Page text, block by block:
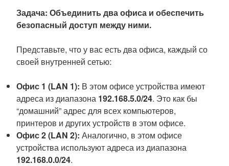
Задача: Объединить два офиса и обеспечить
безопасный доступ между ними.
Представьте, что у вас есть два офиса, каждый со
своей внутренней сетью:
Офис 1 (LAN 1): В этом офисе устройства имеют
адреса из диапазона 192.168.5.0/24. Это как бы
“домашний” адрес для всех компьютеров,
принтеров и других устройств в этом офисе.
Офис 2 (LAN 2): Аналогично, в этом офисе
устройства используют адреса из диапазона
192.168.0.0/24.